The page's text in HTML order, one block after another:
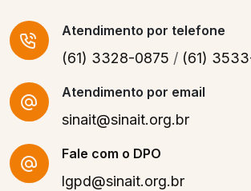
Atendimento por telefone
(61) 3328-0875 / (61)
Atendimento por email
sinait@sinait.org.br
Fale com o DPO
lgpd@sinait.org.br